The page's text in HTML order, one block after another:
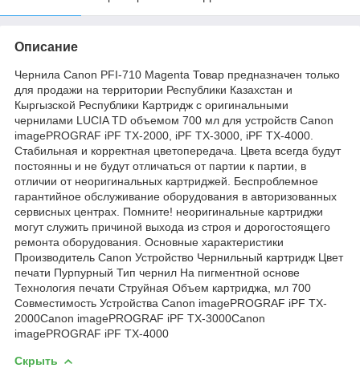
Описание
Чернила Canon PFI-710 Magenta Товар предназначен только
для продажи на территории Республики Казахстан и
Кыргызской Республики Картридж с оригинальными
чернилами LUCIA TD объемом 700 мл для устройств Canon
imagePROGRAF iPF TX-2000, iPF TX-3000, iPF TX-4000.
Стабильная и корректная цветопередача. Цвета всегда будут
постоянны и не будут отличаться от партии к партии, в
отличии от неоригинальных картриджей. Беспроблемное
гарантийное обслуживание оборудования в авторизованных
сервисных центрах. Помните! неоригинальные картриджи
могут служить причиной выхода из строя и дорогостоящего
ремонта оборудования. Основные характеристики
Производитель Canon Устройство Чернильный картридж Цвет
печати Пурпурный Тип чернил На пигментной основе
Технология печати Струйная Объем картриджа, мл 700
Совместимость Устройства Canon imagePROGRAF iPF TX-
2000Canon imagePROGRAF iPF TX-3000Canon
imagePROGRAF iPF TX-4000
Скрыть